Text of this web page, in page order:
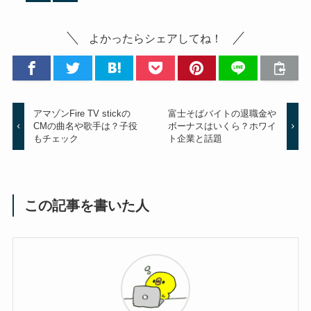
よかったらシェアしてね！
アマゾンFire TV stickの
CMの曲名や歌手は？子役
もチェック
富士そばバイトの退職金や
ボーナスはいくら？ホワイ
ト企業と話題
この記事を書いた人